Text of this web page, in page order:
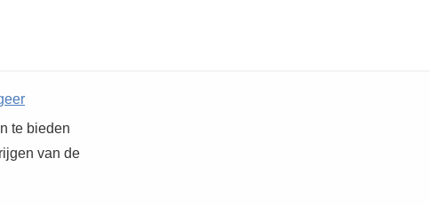
te bieden
van de